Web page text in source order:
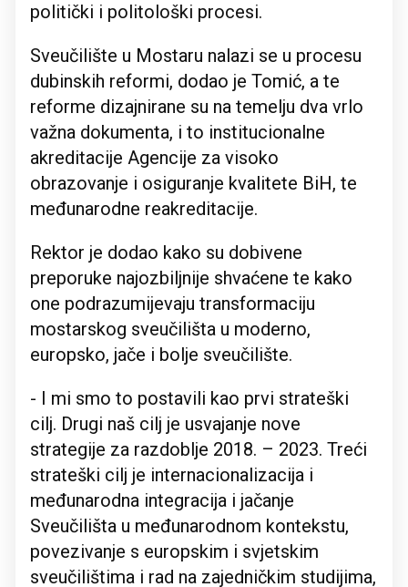
politički i politološki procesi.
Sveučilište u Mostaru nalazi se u procesu
dubinskih reformi, dodao je Tomić, a te
reforme dizajnirane su na temelju dva vrlo
važna dokumenta, i to institucionalne
akreditacije Agencije za visoko
obrazovanje i osiguranje kvalitete BiH, te
međunarodne reakreditacije.
Rektor je dodao kako su dobivene
preporuke najozbiljnije shvaćene te kako
one podrazumijevaju transformaciju
mostarskog sveučilišta u moderno,
europsko, jače i bolje sveučilište.
- I mi smo to postavili kao prvi strateški
cilj. Drugi naš cilj je usvajanje nove
strategije za razdoblje 2018. – 2023. Treći
strateški cilj je internacionalizacija i
međunarodna integracija i jačanje
Sveučilišta u međunarodnom kontekstu,
povezivanje s europskim i svjetskim
sveučilištima i rad na zajedničkim studijima,